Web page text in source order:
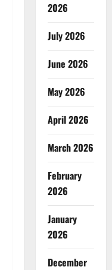
2026
July 2026
June 2026
May 2026
April 2026
March 2026
February
2026
January
2026
December